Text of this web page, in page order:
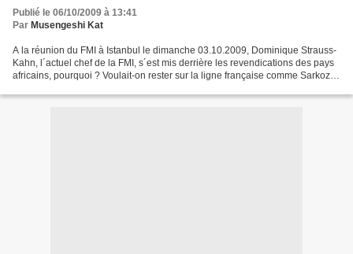
Publié le 06/10/2009 à 13:41
Par Musengeshi Kat
A la réunion du FMI à Istanbul le dimanche 03.10.2009, Dominique Strauss-
Kahn, l´actuel chef de la FMI, s´est mis derrière les revendications des pays
africains, pourquoi ? Voulait-on rester sur la ligne française comme Sarkozy